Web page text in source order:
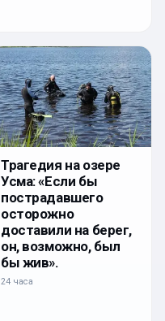
Трагедия на озере
Усма: «Если бы
пострадавшего
осторожно
доставили на берег,
он, возможно, был
бы жив».
24 часа